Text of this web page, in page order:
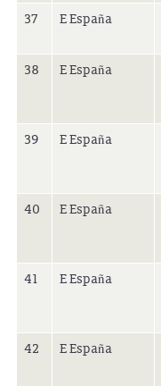
37 E España
38 E España
39 E España
40 E España
41 E España
42 E España